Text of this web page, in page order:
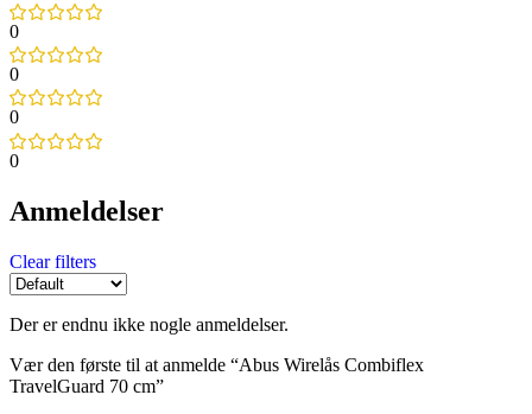
0
0
0
0
Anmeldelser
Clear filters
Der er endnu ikke nogle anmeldelser.
Vær den første til at anmelde “Abus Wirelås Combiflex
TravelGuard 70 cm”